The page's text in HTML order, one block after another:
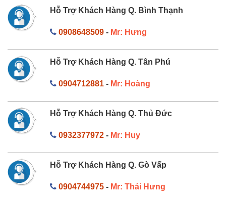
Hỗ Trợ Khách Hàng Q. Bình Thạnh
0908648509- Mr: Hưng
Hỗ Trợ Khách Hàng Q. Tân Phú
0904712881- Mr: Hoàng
Hỗ Trợ Khách Hàng Q. Thủ Đức
0932377972- Mr: Huy
Hỗ Trợ Khách Hàng Q. Gò Vấp
0904744975- Mr: Thái Hưng